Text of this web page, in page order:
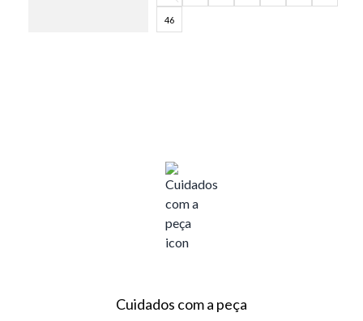
46
Cuidados com a peça